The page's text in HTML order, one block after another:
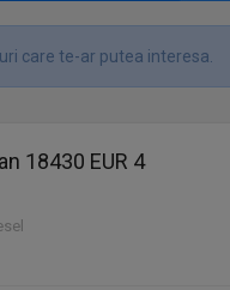
care te-ar putea interesa.
18430 EUR 4